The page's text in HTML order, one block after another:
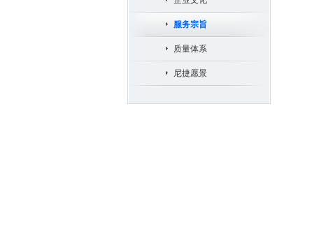
服务宗旨
质量体系
尼捷愿景